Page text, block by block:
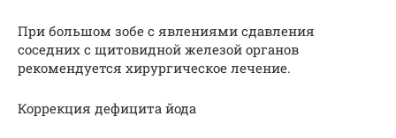
При большом зобе с явлениями сдавления
соседних с щитовидной железой органов
рекомендуется хирургическое лечение.
Коррекция дефицита йода